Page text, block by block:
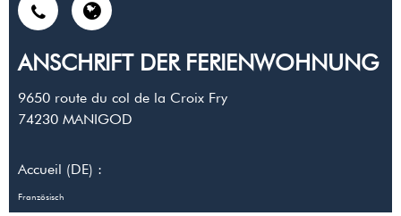
ANSCHRIFT DER FERIENWOHNUNG
9650 route du col de la Croix Fry
74230 MANIGOD
Accueil (DE) :
Französisch